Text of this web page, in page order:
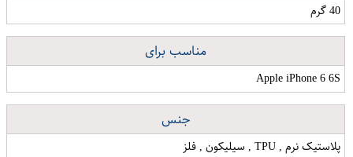
40 گرم
مناسب برای
Apple iPhone 6 6S
جنس
پلاستیک نرم , TPU , سیلیکون , فلز